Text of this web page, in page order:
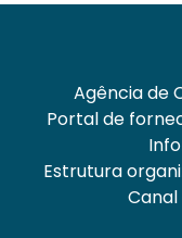
Agência de
Portal de
Estrutura